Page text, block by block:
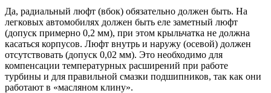
Да, радиальный люфт (вбок) обязательно должен быть. На
легковых автомобилях должен быть еле заметный люфт
(допуск примерно 0,2 мм), при этом крыльчатка не должна
касаться корпусов. Люфт внутрь и наружу (осевой) должен
отсутствовать (допуск 0,02 мм). Это необходимо для
компенсации температурных расширений при работе
турбины и для правильной смазки подшипников, так как они
работают в «масляном клину».